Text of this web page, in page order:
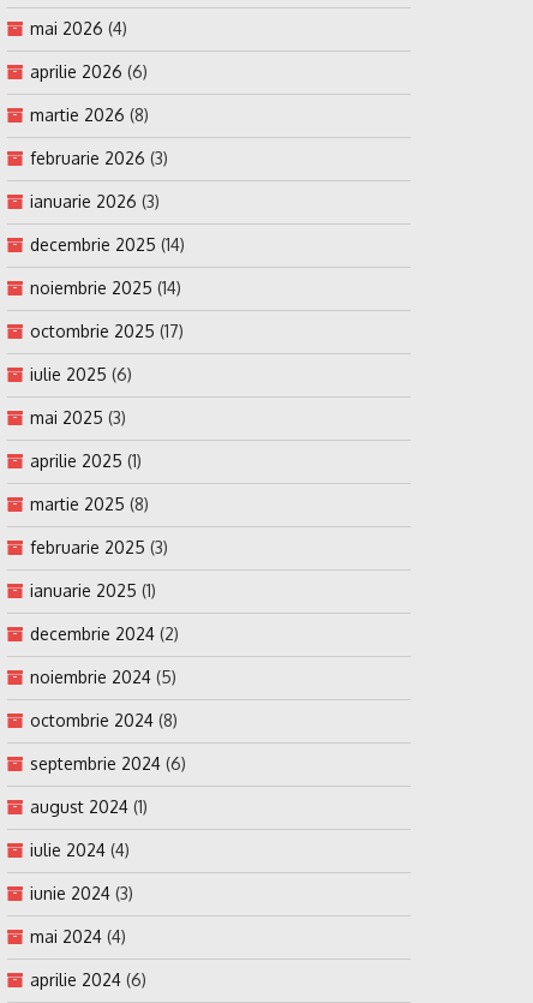
mai 2026 (4)
aprilie 2026 (6)
martie 2026 (8)
februarie 2026 (3)
ianuarie 2026 (3)
decembrie 2025 (14)
noiembrie 2025 (14)
octombrie 2025 (17)
iulie 2025 (6)
mai 2025 (3)
aprilie 2025 (1)
martie 2025 (8)
februarie 2025 (3)
ianuarie 2025 (1)
decembrie 2024 (2)
noiembrie 2024 (5)
octombrie 2024 (8)
septembrie 2024 (6)
august 2024 (1)
iulie 2024 (4)
iunie 2024 (3)
mai 2024 (4)
aprilie 2024 (6)